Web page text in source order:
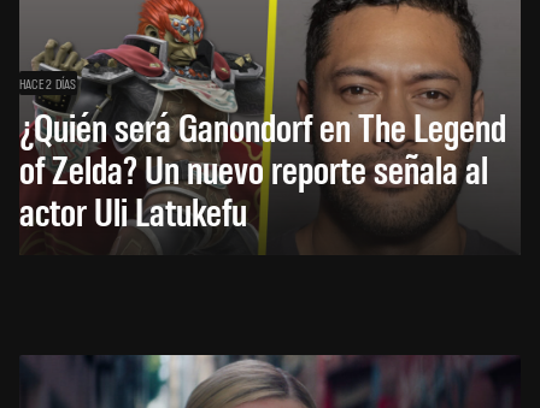
HACE 2 DÍAS
¿Quién será Ganondorf en The Legend
of Zelda? Un nuevo reporte señala al
actor Uli Latukefu